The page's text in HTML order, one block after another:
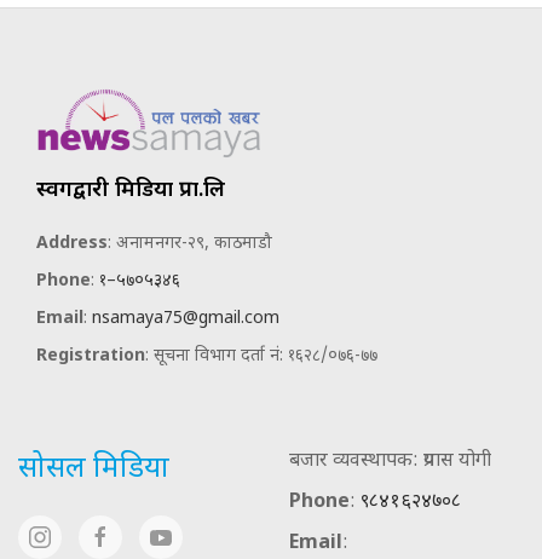
स्वर्गद्वारी मिडिया प्रा.लि
Address: अनामनगर-२९, काठमाडौ
Phone: १–५७०५३४६
Email: nsamaya75@gmail.com
Registration: सूचना विभाग दर्ता नं: १६२८/०७६-७७
सोसल मिडिया
बजार व्यवस्थापक: प्रयास योगी
Phone: ९८४१६२४७०८
Email: